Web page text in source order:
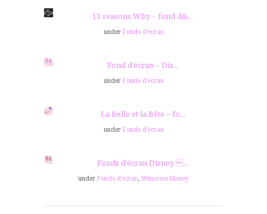
13 reasons Why – fond d&...
under Fonds d'écran
Fond d’écran – Dis...
under Fonds d'écran
La Belle et la Bête – fo...
under Fonds d'écran
Fonds d’écran Disney ...
under Fonds d'écran, Princesse Disney